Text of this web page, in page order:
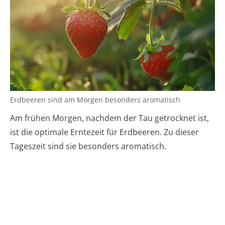
Erdbeeren sind am Morgen besonders aromatisch
Am frühen Morgen, nachdem der Tau getrocknet ist,
ist die optimale Erntezeit für Erdbeeren. Zu dieser
Tageszeit sind sie besonders aromatisch.